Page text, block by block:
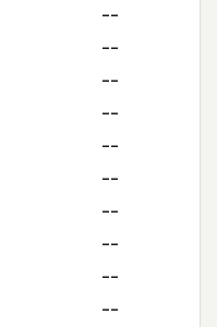
--
--
--
--
--
--
--
--
--
--